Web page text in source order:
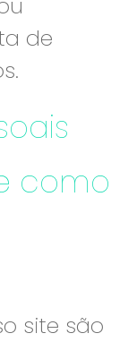
de
como
site são